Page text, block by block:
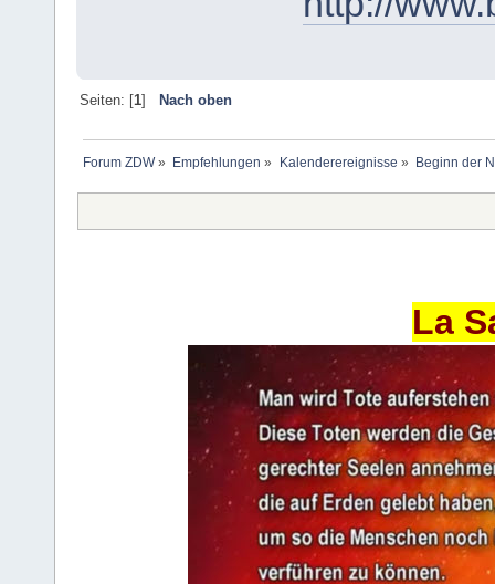
Seiten: [1] Nach oben
Forum ZDW» Empfehlungen » Kalenderereignisse » Beginn der
La